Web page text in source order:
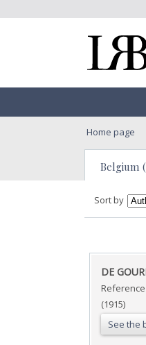
Home page
Belgium
Sort by
‎DE
Reference
(1915)
See the